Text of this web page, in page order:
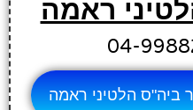
ראמה
הלטיני ראמה